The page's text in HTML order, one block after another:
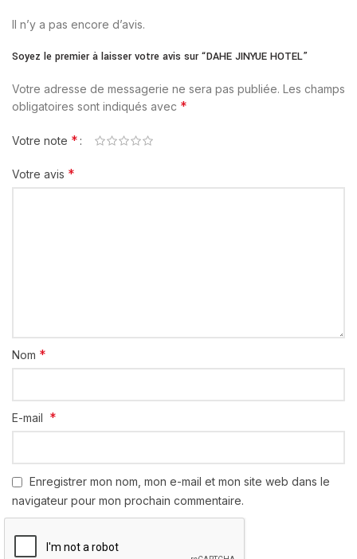
Il n’y a pas encore d’avis.
Soyez le premier à laisser votre avis sur “DAHE JINYUE HOTEL”
Votre adresse de messagerie ne sera pas publiée. Les champs
obligatoires sont indiqués avec *
Votre note *
Votre avis *
Nom *
E-mail *
Enregistrer mon nom, mon e-mail et mon site web dans le
navigateur pour mon prochain commentaire.